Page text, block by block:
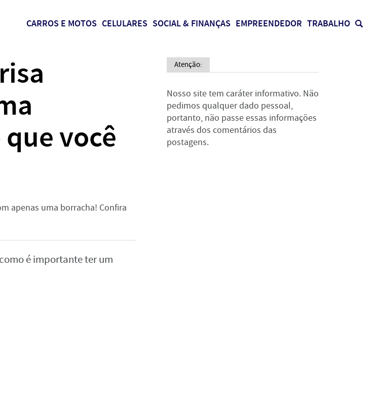
CARROS E MOTOS CELULARES SOCIAL & FINANÇAS EMPREENDEDOR TRABALHO
que você
apenas uma borracha! Confira
é importante ter um
Atenção:
Nosso site tem caráter informativo. Não
pedimos qualquer dado pessoal,
portanto, não passe essas informações
através dos comentários das
postagens.